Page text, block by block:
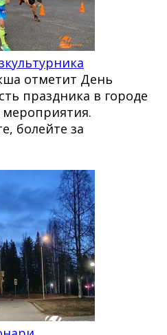
отметит День
праздника в городе
болейте за